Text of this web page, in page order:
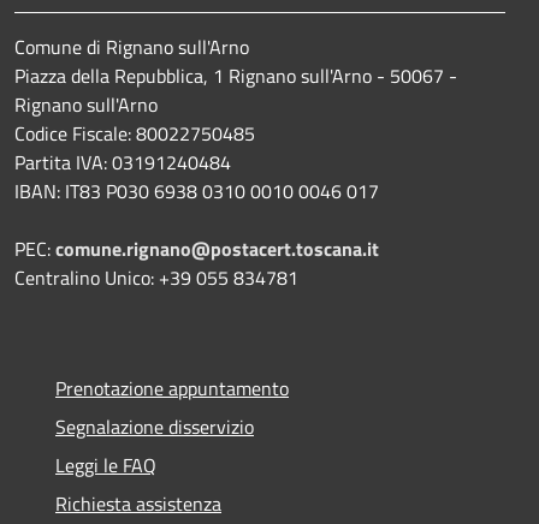
Comune di Rignano sull'Arno
Piazza della Repubblica, 1 Rignano sull'Arno - 50067 -
Rignano sull'Arno
Codice Fiscale: 80022750485
Partita IVA: 03191240484
IBAN: IT83 P030 6938 0310 0010 0046 017
PEC:comune.rignano@postacert.toscana.it
Centralino Unico: +39 055 834781
Prenotazione appuntamento
Segnalazione disservizio
Leggi le FAQ
Richiesta assistenza